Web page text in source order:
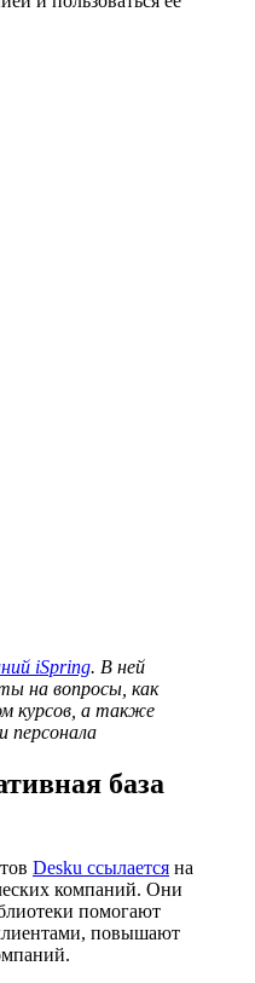
iSpring. В ней
на вопросы, как
курсов, а также
персонала
база
Desku ссылается на
компаний. Они
помогают
повышают